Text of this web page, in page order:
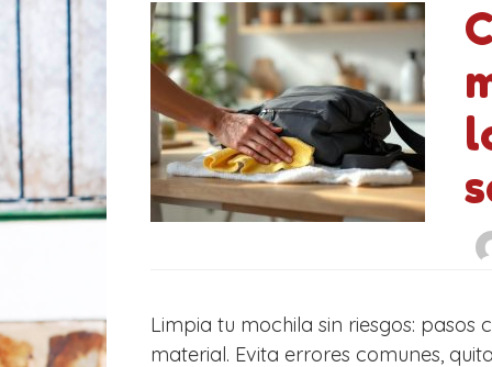
Limpia tu mochila sin riesgos:
material. Evita errores comunes,